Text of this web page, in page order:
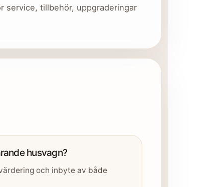
service, tillbehör, uppgraderingar
husvagn?
och inbyte av både